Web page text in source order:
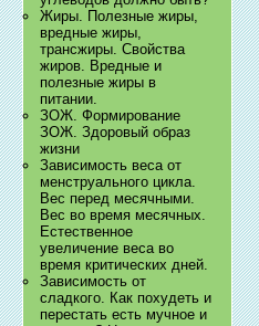
Жиры. Полезные жиры,
вредные жиры,
трансжиры. Свойства
жиров. Вредные и
полезные жиры в
питании.
ЗОЖ. Формирование
ЗОЖ. Здоровый образ
жизни
Зависимость веса от
менструального цикла.
Вес перед месячными.
Вес во время месячных.
Естественное
увеличение веса во
время критических дней.
Зависимость от
сладкого. Как похудеть и
перестать есть мучное и